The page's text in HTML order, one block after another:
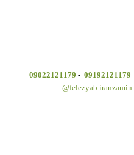
09192121179
-
09022121179
felezyab.iranzamin@